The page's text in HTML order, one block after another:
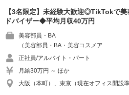
【3名限定】未経験大歓迎◎TikTokで
ドバイザー◆平均月収40万円
美容部員・BA
（美容部員・BA・美容コスメア …
正社員/アルバイト・パート
月給30万円 ～ ほか
大阪（本町）、東京（現在オフィス開設準